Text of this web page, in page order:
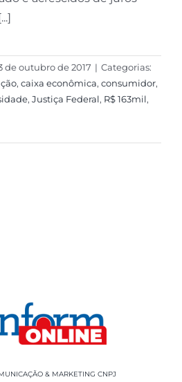
de outubro de 2017 | Categorias:
, caixa econômica, consumidor,
, Justiça Federal, R$ 163mil,
& MARKETING CNPJ